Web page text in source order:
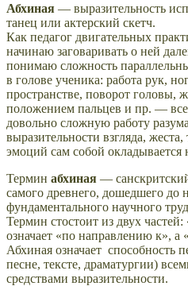
Абхиная — выразительность
танец или актерский скетч.
Как педагог двигательных
начинаю заговаривать о ней
понимаю сложность
в голове ученика: работа рук,
пространстве, поворот головы,
положением пальцев и пр. —
довольно сложную работу
выразительности взгляда,
эмоций сам собой окладывается
Термин абхиная —
самого древнего, дошедшего до
фундаментального научного
Термин стостоит из двух
означает «по направлению к»,
Абхиная означает способность
песне, тексте, драматургии)
средствами выразительности.